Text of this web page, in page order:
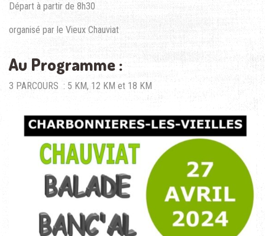
Départ à partir de 8h30
organisé par le Vieux Chauviat
Au Programme :
3 PARCOURS : 5 KM, 12 KM et 18 KM